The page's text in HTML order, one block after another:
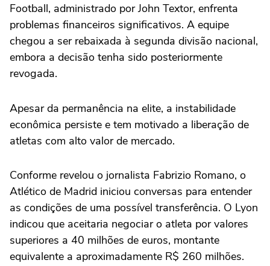
Football, administrado por John Textor, enfrenta
problemas financeiros significativos. A equipe
chegou a ser rebaixada à segunda divisão nacional,
embora a decisão tenha sido posteriormente
revogada.
Apesar da permanência na elite, a instabilidade
econômica persiste e tem motivado a liberação de
atletas com alto valor de mercado.
Conforme revelou o jornalista Fabrizio Romano, o
Atlético de Madrid iniciou conversas para entender
as condições de uma possível transferência. O Lyon
indicou que aceitaria negociar o atleta por valores
superiores a 40 milhões de euros, montante
equivalente a aproximadamente R$ 260 milhões.